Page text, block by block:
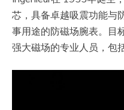
芯，具备卓越吸震功能与
事用途的防磁场腕表。目
强大磁场的专业人员，包